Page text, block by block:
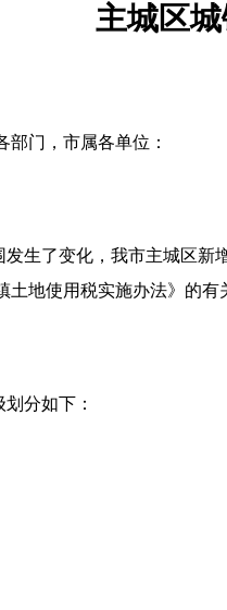
主城区
门，市属各单位：
生了变化，我市主城区
土地使用税实施办法》的
分如下：